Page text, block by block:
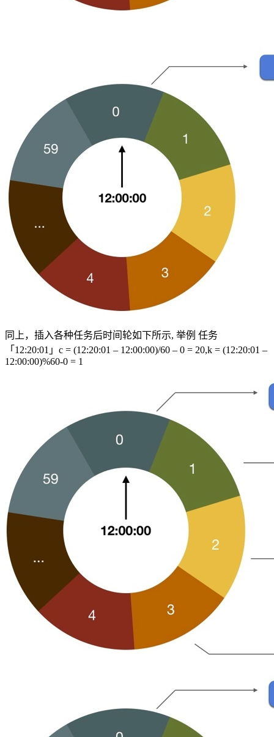
同上，插入各种任务后时间轮如下所示, 举例 任务
「12:20:01」c = (12:20:01 – 12:00:00)/60 – 0 = 20,k = (12:20:01 –
12:00:00)%60-0 = 1